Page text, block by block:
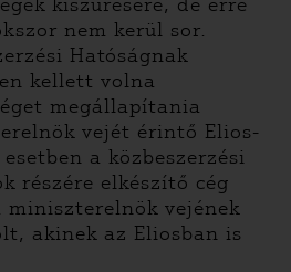
nem kerül sor.
Hatóságnak
kellett volna
megállapítania
vejét érintő Elios-
a közbeszerzési
részére elkészítő cég
miniszterelnök vejének
akinek az Eliosban is